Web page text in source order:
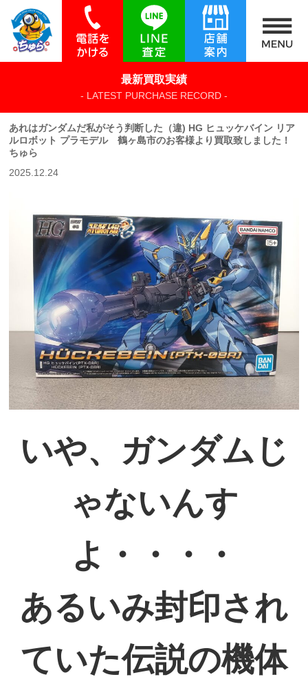
最新買取実績
- LATEST PURCHASE RECORD -
あれはガンダムだ私がそう判断した（違) HG ヒュッケバイン リア
ルロボット プラモデル 鶴ヶ島市のお客様より買取致しました！
ちゅら
2025.12.24
いや、ガンダムじ
ゃないんす
よ・・・・
あるいみ封印され
ていた伝説の機体